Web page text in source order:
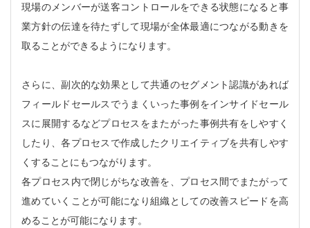
現場のメンバーが送客コントロールをできる状態になると事
業方針の伝達を待たずして現場が全体最適につながる動きを
取ることができるようになります。
さらに、副次的な効果として共通のセグメント認識があれば
フィールドセールスでうまくいった事例をインサイドセール
スに展開するなどプロセスをまたがった事例共有をしやすく
したり、各プロセスで作成したクリエイティブを共有しやす
くすることにもつながります。
各プロセス内で閉じがちな改善を、プロセス間でまたがって
進めていくことが可能になり組織としての改善スピードを高
めることが可能になります。